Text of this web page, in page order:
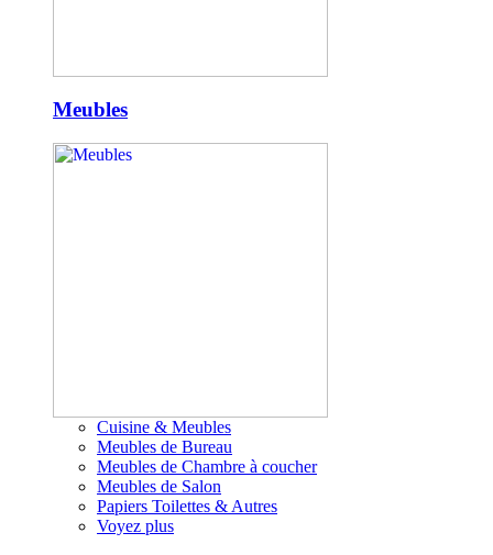
Meubles
Cuisine & Meubles
Meubles de Bureau
Meubles de Chambre à coucher
Meubles de Salon
Papiers Toilettes & Autres
Voyez plus